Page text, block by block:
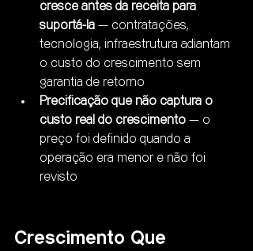
cresce antes da receita para
suportá-la — contratações,
tecnologia, infraestrutura adiantam
o custo do crescimento sem
garantia de retorno
Precificação que não captura o
custo real do crescimento — o
preço foi definido quando a
operação era menor e não foi
revisto
Crescimento Que